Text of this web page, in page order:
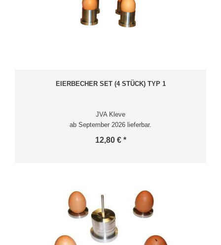
EIERBECHER SET (4 STÜCK) TYP 1
JVA Kleve
ab September 2026 lieferbar.
12,80 € *